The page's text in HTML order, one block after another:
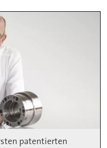
patentierten